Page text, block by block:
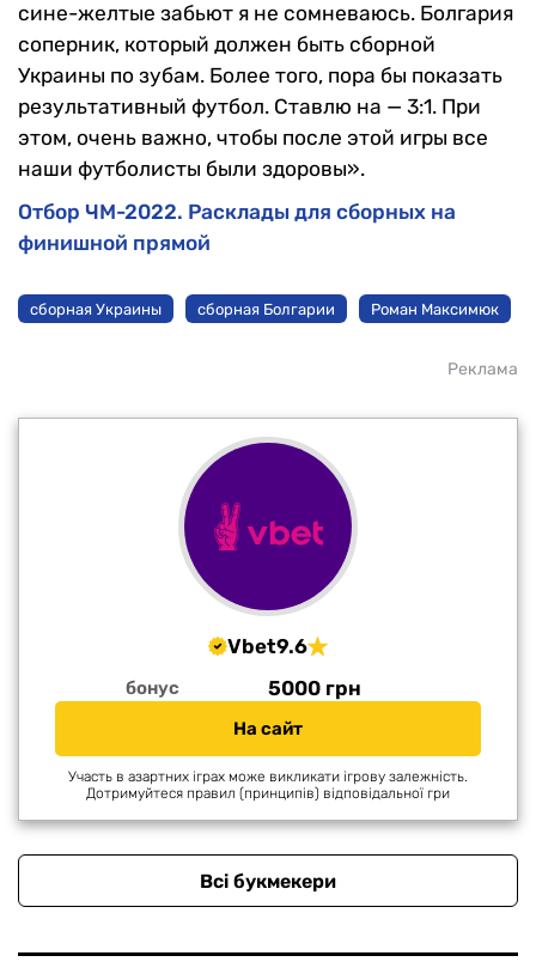
сине-желтые забьют я не сомневаюсь. Болгария
соперник, который должен быть сборной
Украины по зубам. Более того, пора бы показать
результативный футбол. Ставлю на — 3:1. При
этом, очень важно, чтобы после этой игры все
наши футболисты были здоровы».
Отбор ЧМ-2022. Расклады для сборных на
финишной прямой
сборная Украины сборная Болгарии Роман Максимюк
Реклама
Vbet9.6
бонус 5000 грн
На сайт
Участь в азартних іграх може викликати ігрову залежність.
Дотримуйтеся правил (принципів) відповідальної гри
Всі букмекери